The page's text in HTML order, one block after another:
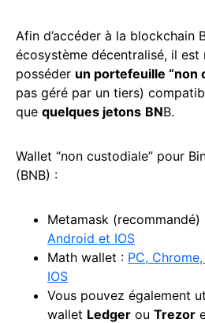
Afin d’accéder à la blockchain
écosystème décentralisé, il est
posséder un portefeuille “non
pas géré par un tiers)
que quelques jetons BNB.
Wallet “non custodiale” pour
(BNB) :
Metamask (recommandé)
Android et IOS
Math wallet : PC,
IOS
Vous pouvez également
wallet Ledger ou Trezor